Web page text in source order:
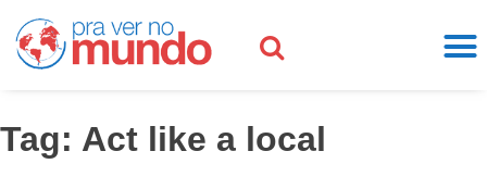
Tag: Act like a local